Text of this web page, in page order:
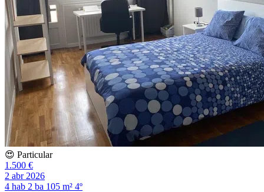
😍 Particular
1.500 €
2 abr 2026
4 hab 2 ba 105 m² 4º